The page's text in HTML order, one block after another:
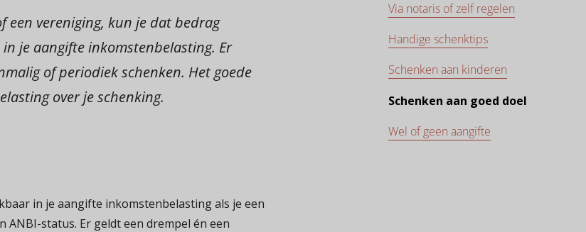
een vereniging, kun je dat bedrag
je aangifte inkomstenbelasting. Er
of periodiek schenken. Het goede
over je schenking.
in je aangifte inkomstenbelasting als je een
ANBI-status. Er geldt een drempel én een
Via notaris of zelf regelen
Handige schenktips
Schenken aan kinderen
Schenken aan goed doel
Wel of geen aangifte